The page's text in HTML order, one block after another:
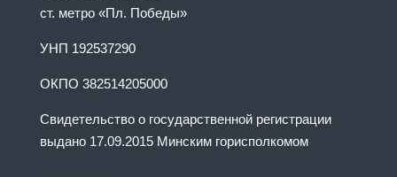
ст. метро «Пл. Победы»
УНП 192537290
ОКПО 382514205000
Свидетельство о государственной регистрации
выдано 17.09.2015 Минским горисполкомом